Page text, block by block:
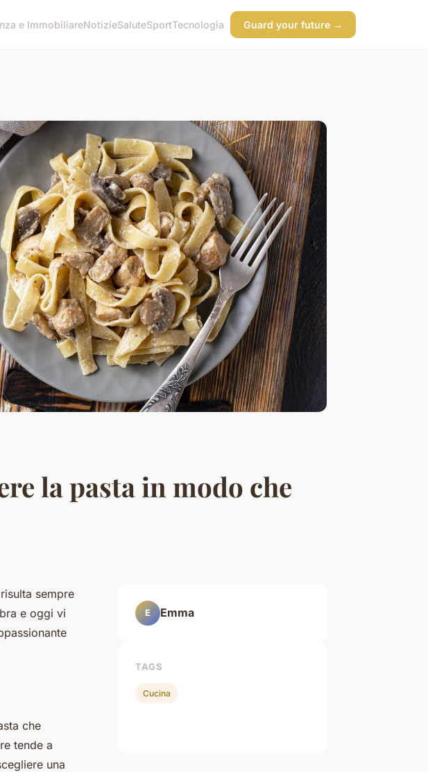
e ImmobiliareNotizieSaluteSportTecnologia Guard your future →
la pasta in modo che
sempre
e oggi vi
che
tende a
una
E Emma
TAGS
Cucina